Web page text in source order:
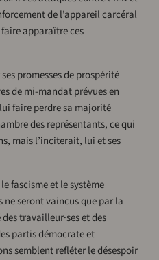
de l’appareil carcéral
apparaître ces
promesses de prospérité
de mi-mandat prévues en
faire perdre sa majorité
des représentants, ce qui
mais l’inciterait, lui et ses
fascisme et le système
seront vaincus que par la
travailleur·ses et des
partis démocrate et
semblent refléter le désespoir